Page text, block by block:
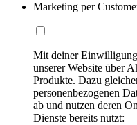
Marketing per
Mit deiner
unserer Website über
Produkte. Dazu
personenbezogenen
ab und nutzen deren
Dienste bereits nutzt: